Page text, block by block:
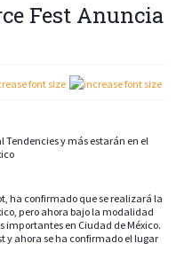
Fest Anuncia
Tendencies y más estarán en el
ha confirmado que se realizará la
pero ahora bajo la modalidad
importantes en Ciudad de México.
y ahora se ha confirmado el lugar